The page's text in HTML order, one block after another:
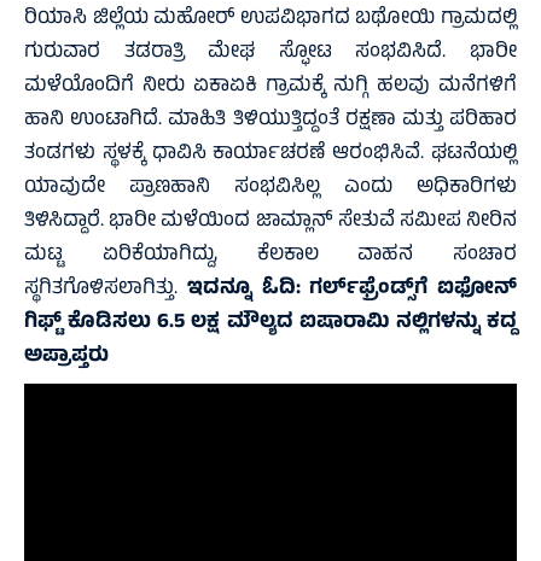
ರಿಯಾಸಿ ಜಿಲ್ಲೆಯ ಮಹೋರ್ ಉಪವಿಭಾಗದ ಬಥೋಯಿ ಗ್ರಾಮದಲ್ಲಿ
ಗುರುವಾರ ತಡರಾತ್ರಿ ಮೇಘ ಸ್ಫೋಟ ಸಂಭವಿಸಿದೆ. ಭಾರೀ
ಮಳೆಯೊಂದಿಗೆ ನೀರು ಏಕಾಏಕಿ ಗ್ರಾಮಕ್ಕೆ ನುಗ್ಗಿ ಹಲವು ಮನೆಗಳಿಗೆ
ಹಾನಿ ಉಂಟಾಗಿದೆ. ಮಾಹಿತಿ ತಿಳಿಯುತ್ತಿದ್ದಂತೆ ರಕ್ಷಣಾ ಮತ್ತು ಪರಿಹಾರ
ತಂಡಗಳು ಸ್ಥಳಕ್ಕೆ ಧಾವಿಸಿ ಕಾರ್ಯಾಚರಣೆ ಆರಂಭಿಸಿವೆ. ಘಟನೆಯಲ್ಲಿ
ಯಾವುದೇ ಪ್ರಾಣಹಾನಿ ಸಂಭವಿಸಿಲ್ಲ ಎಂದು ಅಧಿಕಾರಿಗಳು
ತಿಳಿಸಿದ್ದಾರೆ. ಭಾರೀ ಮಳೆಯಿಂದ ಜಾಮ್ಲಾನ್ ಸೇತುವೆ ಸಮೀಪ ನೀರಿನ
ಮಟ್ಟ ಏರಿಕೆಯಾಗಿದ್ದು, ಕೆಲಕಾಲ ವಾಹನ ಸಂಚಾರ
ಸ್ಥಗಿತಗೊಳಿಸಲಾಗಿತ್ತು. ಇದನ್ನೂ ಓದಿ:ಗರ್ಲ್‌ಫ್ರೆಂಡ್ಸ್‌ಗೆ ಐಫೋನ್
ಗಿಫ್ಟ್ ಕೊಡಿಸಲು 6.5 ಲಕ್ಷ ಮೌಲ್ಯದ ಐಷಾರಾಮಿ ನಲ್ಲಿಗಳನ್ನು ಕದ್ದ
ಅಪ್ರಾಪ್ತರು